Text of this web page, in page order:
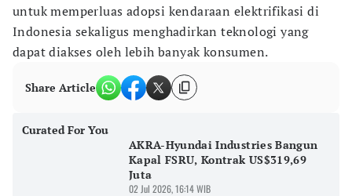
untuk memperluas adopsi kendaraan elektrifikasi di
Indonesia sekaligus menghadirkan teknologi yang
dapat diakses oleh lebih banyak konsumen.
Share Article
Curated For You
AKRA-Hyundai Industries Bangun
Kapal FSRU, Kontrak US$319,69
Juta
02 Jul 2026, 16:14 WIB